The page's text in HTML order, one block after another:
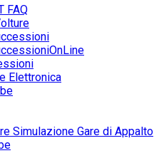
FAQ
Elettronica
Simulazione Gare di Appalto